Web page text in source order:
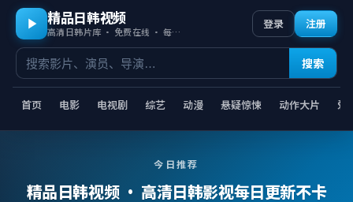
精品日韩视频
高清日韩片库 · 免费在线 · 每日更新
首页 电影 电视剧 综艺 动漫 悬疑惊悚 动作大片 爱
搜索
登录 注册
今日推荐
精品日韩视频· 高清日韩影视每日更新不卡